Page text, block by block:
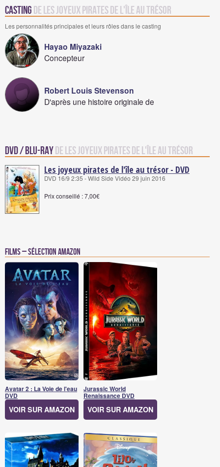
Casting de Les joyeux pirates de l'île au trésor
Les personnalités principales et leurs rôles dans le casting
Hayao Miyazaki
Concepteur
Robert Louis Stevenson
D'après une histoire originale de
DVD / Blu-Rayde Les joyeux pirates de l'île au trésor
Les joyeux pirates de l'île au trésor - DVD
DVD 16/9 2:35 - Wild Side Vidéo 29 juin 2016
Prix conseillé : 7,00€
Films – Sélection Amazon
Avatar 2 : La Voie de l'eau
DVD
VOIR SUR AMAZON
Jurassic World
Renaissance DVD
VOIR SUR AMAZON